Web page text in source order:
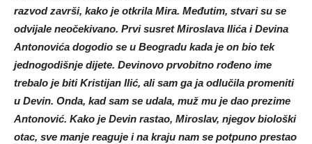
razvod završi, kako je otkrila Mira. Međutim, stvari su se
odvijale neočekivano. Prvi susret Miroslava Ilića i Devina
Antonovića dogodio se u Beogradu kada je on bio tek
jednogodišnje dijete. Devinovo prvobitno rođeno ime
trebalo je biti Kristijan Ilić, ali sam ga ja odlučila promeniti
u Devin. Onda, kad sam se udala, muž mu je dao prezime
Antonović. Kako je Devin rastao, Miroslav, njegov biološki
otac, sve manje reaguje i na kraju nam se potpuno prestao